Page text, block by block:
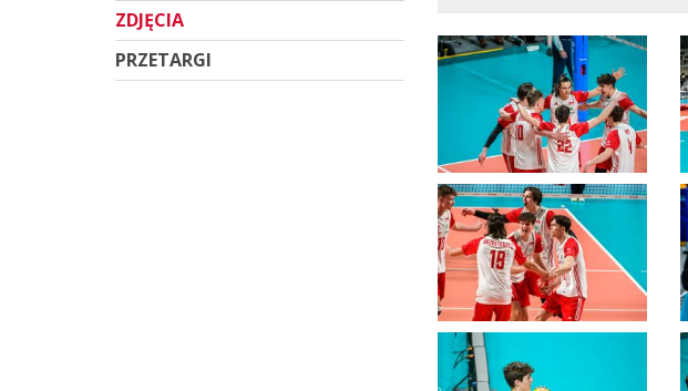
ZDJĘCIA
PRZETARGI